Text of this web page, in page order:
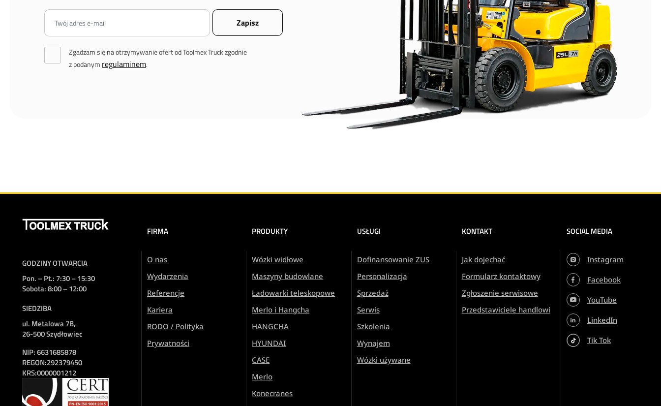
Zgadzam się na otrzymywanie ofert od Toolmex Truck zgodnie
z podanym regulaminem.
GODZINY OTWARCIA
Pon. – Pt.: 7:30 – 15:30
Sobota: 8:00 – 12:00
SIEDZIBA
ul. Metalowa 7B,
26-500 Szydłowiec
NIP:6631685878
REGON:292379450
KRS:0000001212
FIRMA
O nas
Wydarzenia
Referencje
Kariera
RODO / Polityka
Prywatności
PRODUKTY
Wózki widłowe
Maszyny budowlane
Ładowarki teleskopowe
Merlo i Hangcha
HANGCHA
HYUNDAI
CASE
Merlo
Konecranes
USŁUGI
Dofinansowanie ZUS
Personalizacja
Sprzedaż
Serwis
Szkolenia
Wynajem
Wózki używane
KONTAKT
Jak dojechać
Formularz kontaktowy
Zgłoszenie serwisowe
Przedstawiciele handlowi
SOCIAL MEDIA
Instagram
Facebook
YouTube
LinkedIn
Tik Tok